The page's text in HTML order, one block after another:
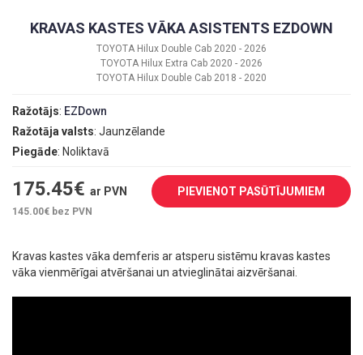
KRAVAS KASTES VĀKA ASISTENTS EZDOWN
TOYOTA Hilux Double Cab 2020 - 2026
TOYOTA Hilux Extra Cab 2020 - 2026
TOYOTA Hilux Double Cab 2018 - 2020
Ražotājs: EZDown
Ražotāja valsts: Jaunzēlande
Piegāde: Noliktavā
175.45€ ar PVN
145.00€ bez PVN
PIEVIENOT PASŪTĪJUMIEM
Kravas kastes vāka demferis ar atsperu sistēmu kravas kastes
vāka vienmērīgai atvēršanai un atvieglinātai aizvēršanai.